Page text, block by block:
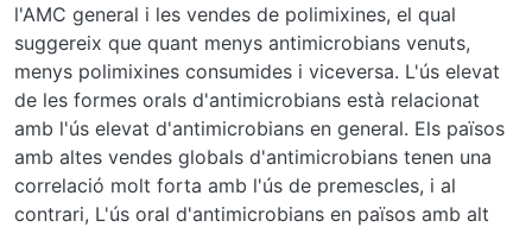
l'AMC general i les vendes de polimixines, el qual
suggereix que quant menys antimicrobians venuts,
menys polimixines consumides i viceversa. L'ús elevat
de les formes orals d'antimicrobians està relacionat
amb l'ús elevat d'antimicrobians en general. Els països
amb altes vendes globals d'antimicrobians tenen una
correlació molt forta amb l'ús de premescles, i al
contrari, L'ús oral d'antimicrobians en països amb alt